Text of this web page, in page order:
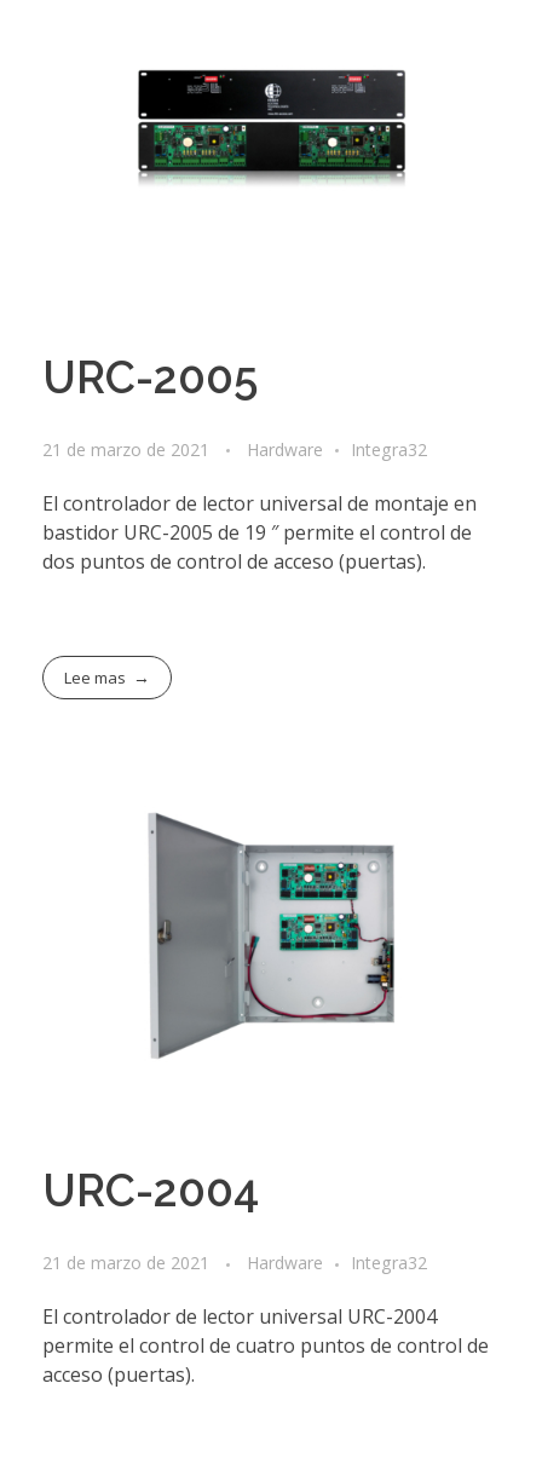
URC-2005
21 de marzo de 2021 Hardware Integra32
El controlador de lector universal de montaje en
bastidor URC-2005 de 19 ″ permite el control de
dos puntos de control de acceso (puertas).
Lee mas
URC-2004
21 de marzo de 2021 Hardware Integra32
El controlador de lector universal URC-2004
permite el control de cuatro puntos de control de
acceso (puertas).